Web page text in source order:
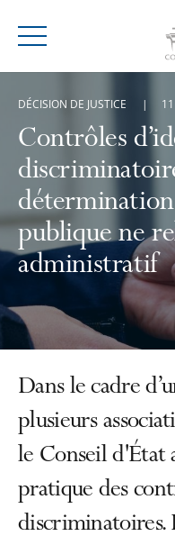
Menu
Contrôles
publique ne
administratif
DÉCISION DE JUSTICE
Dans le cadre
plusieurs
le Conseil d'État
pratique des
discriminatoires.